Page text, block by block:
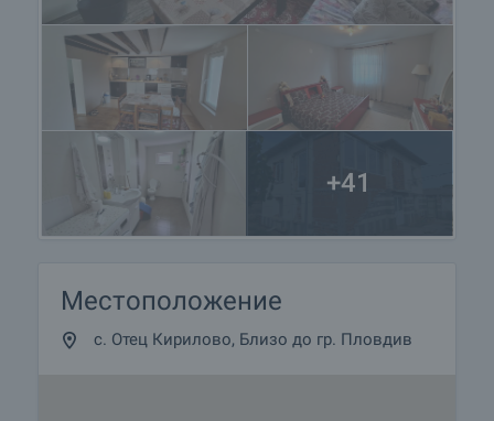
+41
Местоположение
с. Отец Кирилово, Близо до гр. Пловдив